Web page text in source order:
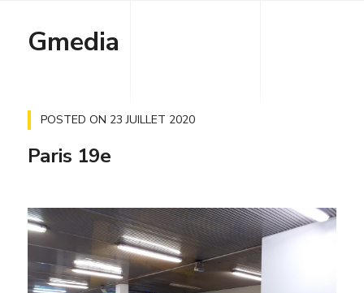
Gmedia
POSTED ON 23 JUILLET 2020
Paris 19e